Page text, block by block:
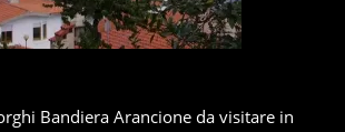
Bandiera Arancione da visitare in